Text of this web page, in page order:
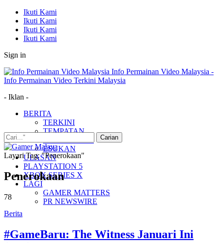
Ikuti Kami
Ikuti Kami
Ikuti Kami
Ikuti Kami
Sign in
Info Permainan Video Malaysia -
Info Permainan Video Terkini Malaysia
- Iklan -
BERITA
TERKINI
TEMPATAN
ESUKAN
ULASAN
PLAYSTATION 5
XBOX SERIES X
LAGI
GAMER MATTERS
PR NEWSWIRE
Layari Tag: "Penerokaan"
Penerokaan
78
Berita
#GameBaru: The Witness Januari Ini